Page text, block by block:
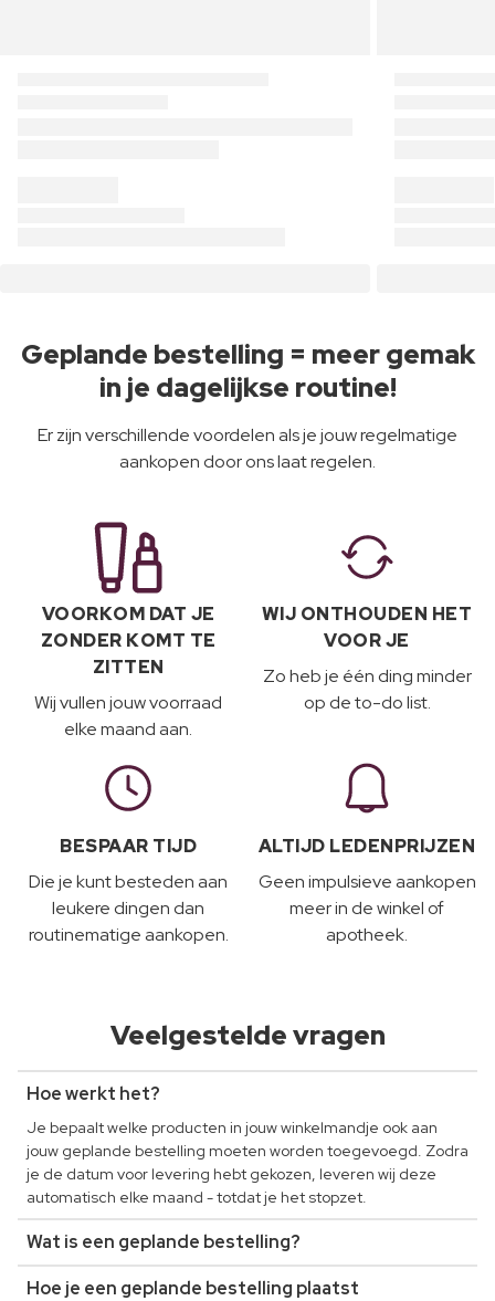
Geplande bestelling = meer gemak
in je dagelijkse routine!
Er zijn verschillende voordelen als je jouw regelmatige
aankopen door ons laat regelen.
VOORKOM DAT JE
ZONDER KOMT TE
ZITTEN
Wij vullen jouw voorraad
elke maand aan.
WIJ ONTHOUDEN HET
VOOR JE
Zo heb je één ding minder
op de to-do list.
BESPAAR TIJD
Die je kunt besteden aan
leukere dingen dan
routinematige aankopen.
ALTIJD LEDENPRIJZEN
Geen impulsieve aankopen
meer in de winkel of
apotheek.
Veelgestelde vragen
Hoe werkt het?
Je bepaalt welke producten in jouw winkelmandje ook aan
jouw geplande bestelling moeten worden toegevoegd. Zodra
je de datum voor levering hebt gekozen, leveren wij deze
automatisch elke maand - totdat je het stopzet.
Wat is een geplande bestelling?
Hoe je een geplande bestelling plaatst